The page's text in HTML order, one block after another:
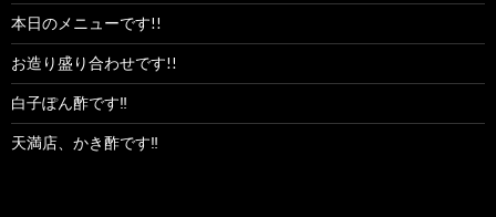
本日のメニューです!!
お造り盛り合わせです!!
白子ぽん酢です‼︎
天満店、かき酢です‼︎